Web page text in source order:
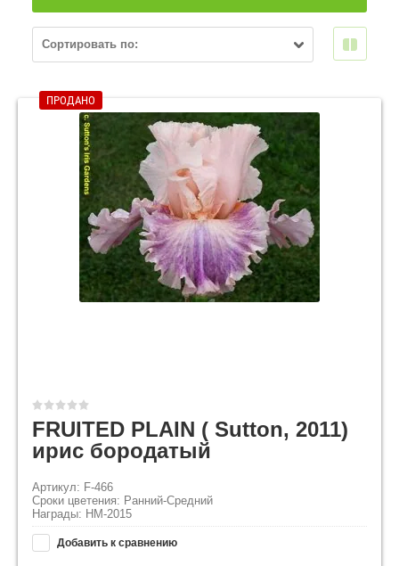
Сортировать по:
ПРОДАНО
FRUITED PLAIN ( Sutton, 2011)
ирис бородатый
Артикул: F-466
Сроки цветения: Ранний-Средний
Награды: HM-2015
Добавить к сравнению